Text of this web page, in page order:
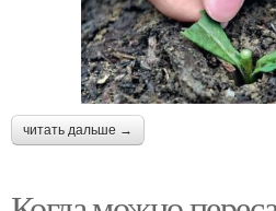
читать дальше →